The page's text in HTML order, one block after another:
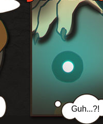
Guh...?!